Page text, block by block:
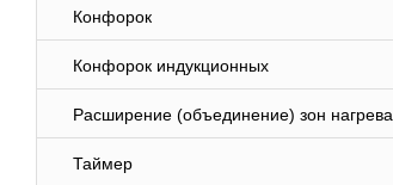
Конфорок
Конфорок индукционных
Расширение (объединение) зон нагрева
Таймер